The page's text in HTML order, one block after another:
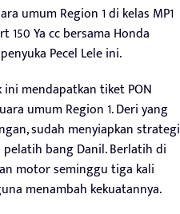
umum Region 1 di kelas MP1
150 Ya cc bersama Honda
Pecel Lele ini.
mendapatkan tiket PON
umum Region 1. Deri yang
sudah menyiapkan strategi
bang Danil. Berlatih di
motor seminggu tiga kali
menambah kekuatannya.